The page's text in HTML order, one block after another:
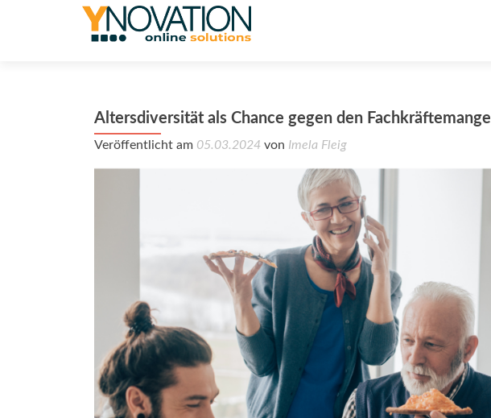
Altersdiversität als Chance gegen den Fachkräftemangel
Veröffentlicht am 05.03.2024 von Imela Fleig